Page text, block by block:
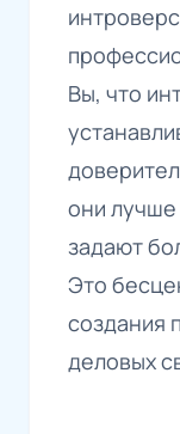
Вы, что
они
задают
Это
создания
деловых